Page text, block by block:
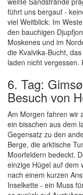
führt uns bergauf -
viel Weitblick: Im
den bauchigen
Moskenes und im
die Kvalvika-Bucht,
laden nicht vergessen.
6. Tag:
Besuch von
Am Morgen fahren wir
ein bisschen aus dem
Gegensatz zu den
Berge, die arktische
Moorfeldern bedeckt.
einzige Hügel auf dem
nach einem kurzen
Inselkette - ein Muss